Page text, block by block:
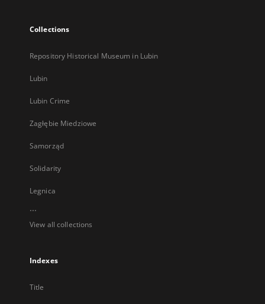
Collections
Repository Historical Museum in Lubin
Lubin
Lubin Crime
Zagłębie Miedziowe
Samorząd
Solidarity
Legnica
...
View all collections
Indexes
Title